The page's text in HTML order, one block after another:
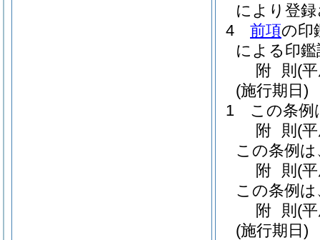
により登
4
前項の印
による印
附 則 (
(施行期日)
1
この条例
附 則 (
この条例
附 則 (
この条例
附 則 (
(施行期日)